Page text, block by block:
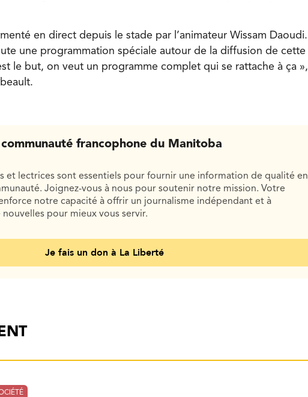
en direct depuis le stade par l’animateur Wissam Daoudi.
une programmation spéciale autour de la diffusion de cette
le but, on veut un programme complet qui se rattache à ça »,
francophone du Manitoba
et lectrices sont essentiels pour fournir une information de qualité en
Joignez-vous à nous pour soutenir notre mission. Votre
notre capacité à offrir un journalisme indépendant et à
pour mieux vous servir.
Je fais un don à La Liberté